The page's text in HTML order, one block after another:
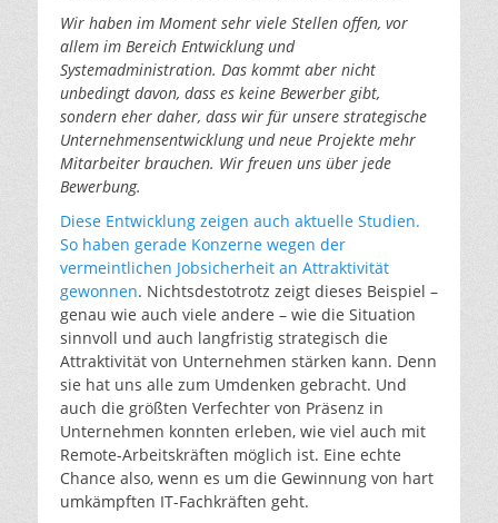
Wir haben im Moment sehr viele Stellen offen, vor
allem im Bereich Entwicklung und
Systemadministration. Das kommt aber nicht
unbedingt davon, dass es keine Bewerber gibt,
sondern eher daher, dass wir für unsere strategische
Unternehmensentwicklung und neue Projekte mehr
Mitarbeiter brauchen. Wir freuen uns über jede
Bewerbung.
Diese Entwicklung zeigen auch aktuelle Studien.
So haben gerade Konzerne wegen der
vermeintlichen Jobsicherheit an Attraktivität
gewonnen. Nichtsdestotrotz zeigt dieses Beispiel –
genau wie auch viele andere – wie die Situation
sinnvoll und auch langfristig strategisch die
Attraktivität von Unternehmen stärken kann. Denn
sie hat uns alle zum Umdenken gebracht. Und
auch die größten Verfechter von Präsenz in
Unternehmen konnten erleben, wie viel auch mit
Remote-Arbeitskräften möglich ist. Eine echte
Chance also, wenn es um die Gewinnung von hart
umkämpften IT-Fachkräften geht.